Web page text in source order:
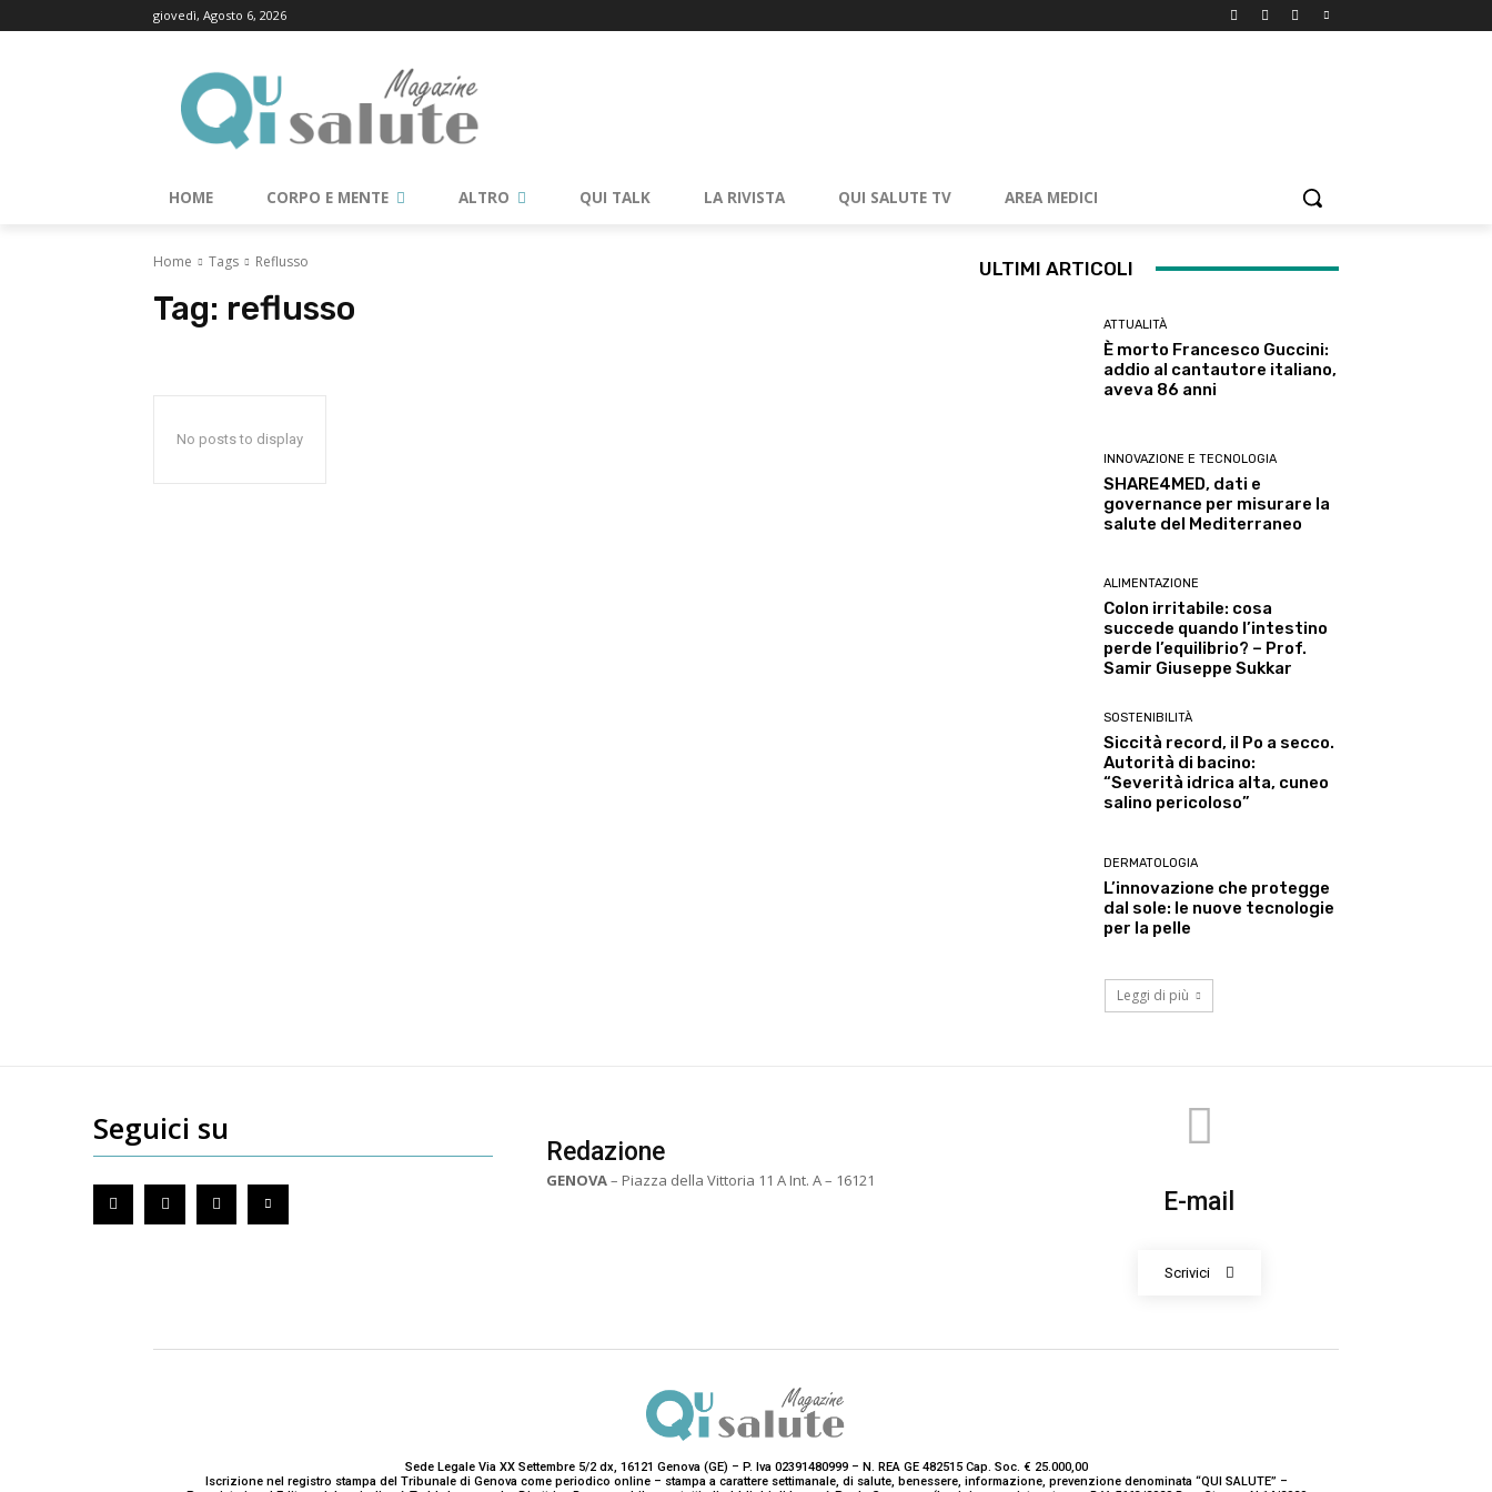
giovedì, Agosto 6, 2026
HOME CORPO E MENTE ALTRO QUI TALK LA RIVISTA QUI SALUTE TV AREA MEDICI
Home Tags Reflusso
Tag: reflusso
No posts to display
ULTIMI ARTICOLI
ATTUALITÀ
È morto Francesco Guccini:
addio al cantautore italiano,
aveva 86 anni
INNOVAZIONE E TECNOLOGIA
SHARE4MED, dati e
governance per misurare la
salute del Mediterraneo
ALIMENTAZIONE
Colon irritabile: cosa
succede quando l’intestino
perde l’equilibrio? – Prof.
Samir Giuseppe Sukkar
SOSTENIBILITÀ
Siccità record, il Po a secco.
Autorità di bacino:
“Severità idrica alta, cuneo
salino pericoloso”
DERMATOLOGIA
L’innovazione che protegge
dal sole: le nuove tecnologie
per la pelle
Leggi di più
Seguici su
Redazione
GENOVA– Piazza della Vittoria 11 A Int. A – 16121
E-mail
Scrivici
Sede Legale Via XX Settembre 5/2 dx, 16121 Genova (GE) – P. Iva 02391480999 – N. REA GE 482515 Cap. Soc. € 25.000,00
Iscrizione nel registro stampa del Tribunale di Genova come periodico online – stampa a carattere settimanale, di salute, benessere, informazione, prevenzione denominata “QUI SALUTE” –